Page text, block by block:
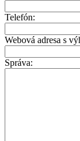
Telefón:
Webová adresa s
Správa: